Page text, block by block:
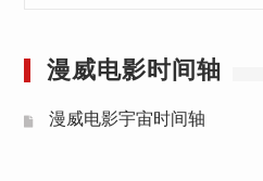
漫威电影时间轴
漫威电影宇宙时间轴